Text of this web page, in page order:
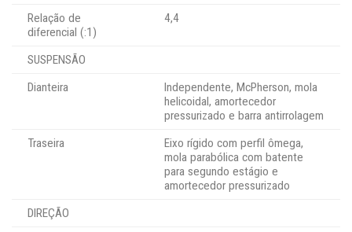
Relação de
diferencial (:1)
4,4
SUSPENSÃO
Dianteira
Independente, McPherson, mola
helicoidal, amortecedor
pressurizado e barra antirrolagem
Traseira
Eixo rígido com perfil ômega,
mola parabólica com batente
para segundo estágio e
amortecedor pressurizado
DIREÇÃO